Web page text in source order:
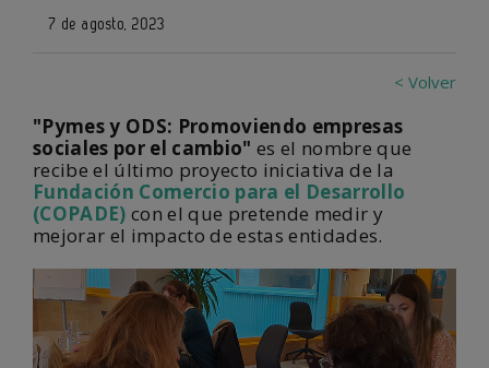
7 de agosto, 2023
< Volver
"Pymes y ODS: Promoviendo empresas
sociales por el cambio" es el nombre que
recibe el último proyecto iniciativa de la
Fundación Comercio para el Desarrollo
(COPADE) con el que pretende medir y
mejorar el impacto de estas entidades.